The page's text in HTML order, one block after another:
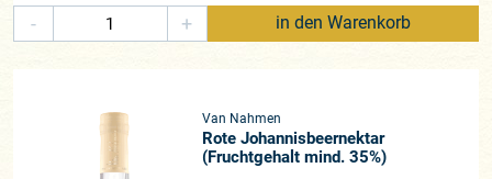
- + in den Warenkorb
Van Nahmen
Rote Johannisbeernektar
(Fruchtgehalt mind. 35%)